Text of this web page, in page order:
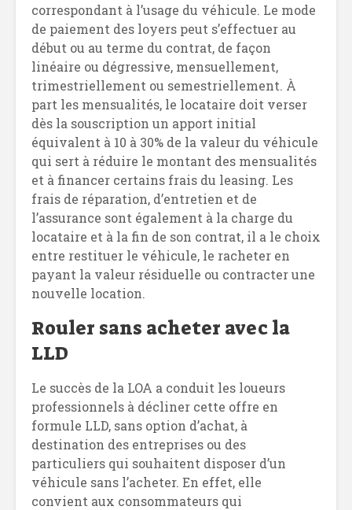
correspondant à l’usage du véhicule. Le mode
de paiement des loyers peut s’effectuer au
début ou au terme du contrat, de façon
linéaire ou dégressive, mensuellement,
trimestriellement ou semestriellement. À
part les mensualités, le locataire doit verser
dès la souscription un apport initial
équivalent à 10 à 30% de la valeur du véhicule
qui sert à réduire le montant des mensualités
et à financer certains frais du leasing. Les
frais de réparation, d’entretien et de
l’assurance sont également à la charge du
locataire et à la fin de son contrat, il a le choix
entre restituer le véhicule, le racheter en
payant la valeur résiduelle ou contracter une
nouvelle location.
Rouler sans acheter avec la
LLD
Le succès de la LOA a conduit les loueurs
professionnels à décliner cette offre en
formule LLD, sans option d’achat, à
destination des entreprises ou des
particuliers qui souhaitent disposer d’un
véhicule sans l’acheter. En effet, elle
convient aux consommateurs qui